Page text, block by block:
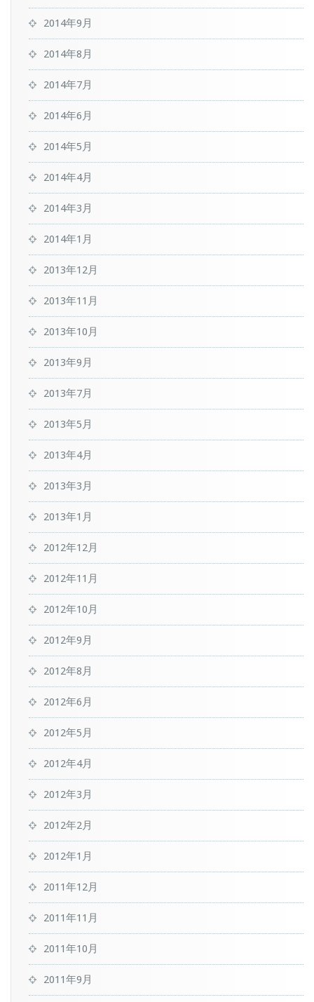
2014年9月
2014年8月
2014年7月
2014年6月
2014年5月
2014年4月
2014年3月
2014年1月
2013年12月
2013年11月
2013年10月
2013年9月
2013年7月
2013年5月
2013年4月
2013年3月
2013年1月
2012年12月
2012年11月
2012年10月
2012年9月
2012年8月
2012年6月
2012年5月
2012年4月
2012年3月
2012年2月
2012年1月
2011年12月
2011年11月
2011年10月
2011年9月